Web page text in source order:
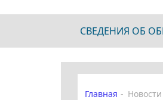
СВЕДЕНИЯ ОБ
Главная Новости